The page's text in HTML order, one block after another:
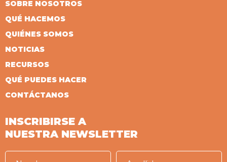
SOBRE NOSOTROS
QUÉ HACEMOS
QUIÉNES SOMOS
NOTICIAS
RECURSOS
QUÉ PUEDES HACER
CONTÁCTANOS
INSCRIBIRSE A
NUESTRA NEWSLETTER